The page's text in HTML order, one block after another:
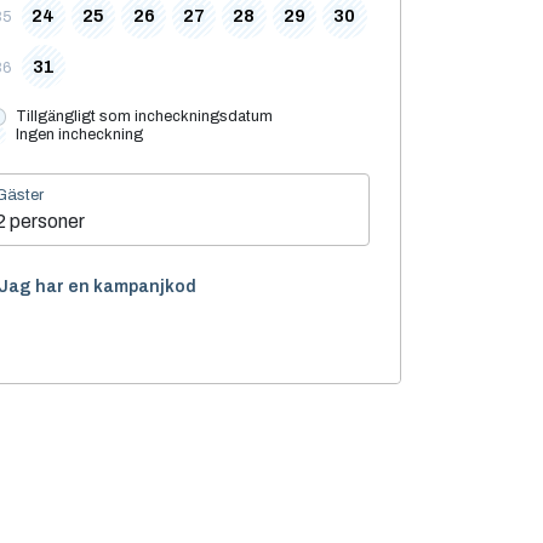
24 25 26 27 28 29 30
31
Tillgängligt som incheckningsdatum
Ingen incheckning
personer
Jag har en kampanjkod